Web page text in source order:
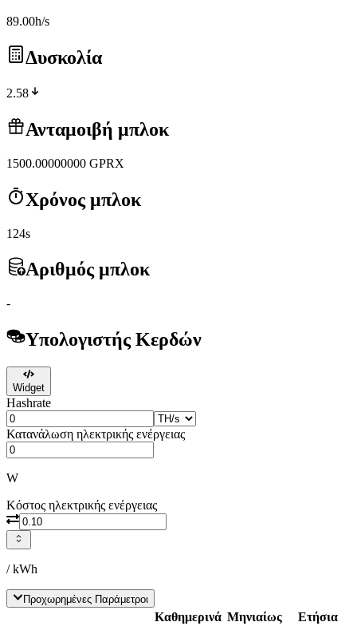
89.00h/s
Δυσκολία
2.58
Ανταμοιβή μπλοκ
1500.00000000 GPRX
Χρόνος μπλοκ
124s
Αριθμός μπλοκ
-
Υπολογιστής Κερδών
Widget
Hashrate
Κατανάλωση ηλεκτρικής ενέργειας
W
Κόστος ηλεκτρικής ενέργειας
/ kWh
Προχωρημένες Παράμετροι
Καθημερινά Μηνιαίως Ετήσια